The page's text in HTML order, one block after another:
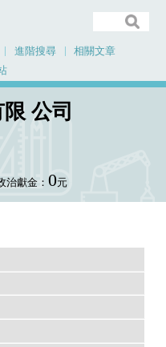
進階搜尋
相關文章
公司
治獻金： 0元